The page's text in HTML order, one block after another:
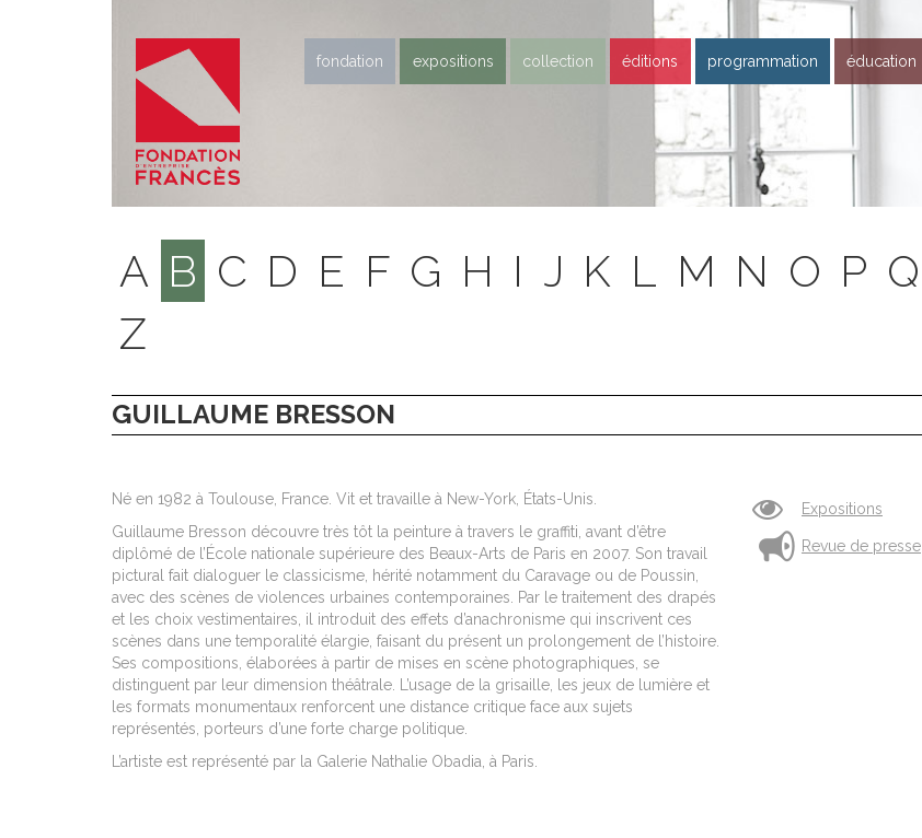
fondation expositions collection éditions programmation éducation
A B C D E F G H I J K L M N O P Q
Z
GUILLAUME BRESSON
Né en 1982 à Toulouse, France. Vit et travaille à New-York, États-Unis.
Guillaume Bresson découvre très tôt la peinture à travers le graffiti, avant d’être
diplômé de l’École nationale supérieure des Beaux-Arts de Paris en 2007. Son travail
pictural fait dialoguer le classicisme, hérité notamment du Caravage ou de Poussin,
avec des scènes de violences urbaines contemporaines. Par le traitement des drapés
et les choix vestimentaires, il introduit des effets d’anachronisme qui inscrivent ces
scènes dans une temporalité élargie, faisant du présent un prolongement de l’histoire.
Ses compositions, élaborées à partir de mises en scène photographiques, se
distinguent par leur dimension théâtrale. L’usage de la grisaille, les jeux de lumière et
les formats monumentaux renforcent une distance critique face aux sujets
représentés, porteurs d’une forte charge politique.
L’artiste est représenté par la Galerie Nathalie Obadia, à Paris.
Expositions
Revue de presse